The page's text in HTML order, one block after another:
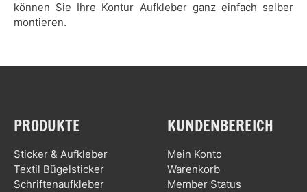
können Sie Ihre Kontur Aufkleber ganz einfach selber
montieren.
PRODUKTE
Sticker & Aufkleber
Textil Bügelsticker
Schriftenaufkleber
KUNDENBEREICH
Mein Konto
Warenkorb
Member Status